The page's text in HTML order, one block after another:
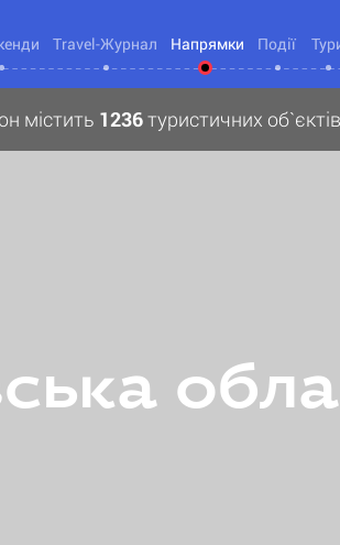
Travel-Журнал Напрямки Події
містить 1236туристичних об`єктів